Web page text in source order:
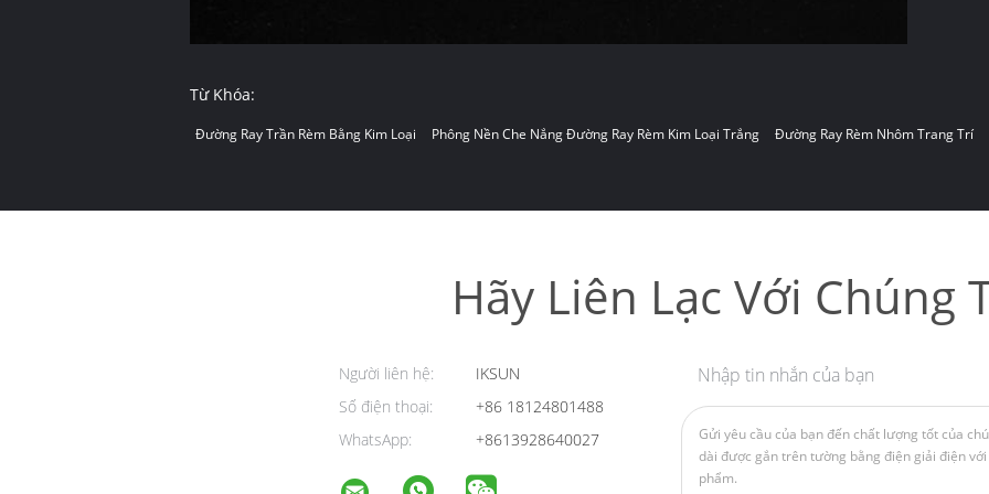
Từ Khóa:
Đường Ray Trần Rèm Bằng Kim Loại Phông Nền Che Nắng Đường Ray Rèm Kim Loại Trắng Đường Ray Rèm Nhôm Trang Trí
Hãy Liên Lạc Với Chúng
Người liên hệ:
IKSUN
Số điện thoại:
+86 18124801488
WhatsApp:
+8613928640027
Nhập tin nhắn của bạn